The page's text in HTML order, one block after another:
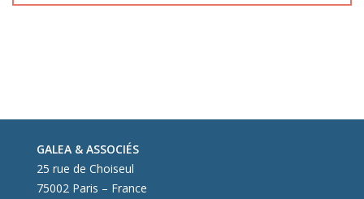
GALEA & ASSOCIÉS
25 rue de Choiseul
75002 Paris – France